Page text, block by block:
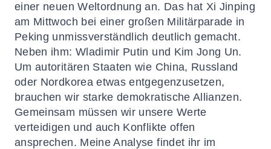
einer neuen Weltordnung an. Das hat Xi Jinping
am Mittwoch bei einer großen Militärparade in
Peking unmissverständlich deutlich gemacht.
Neben ihm: Wladimir Putin und Kim Jong Un.
Um autoritären Staaten wie China, Russland
oder Nordkorea etwas entgegenzusetzen,
brauchen wir starke demokratische Allianzen.
Gemeinsam müssen wir unsere Werte
verteidigen und auch Konflikte offen
ansprechen. Meine Analyse findet ihr im